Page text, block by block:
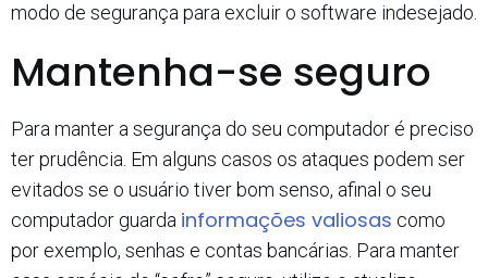
modo de segurança para excluir o software indesejado.
Mantenha-se seguro
Para manter a segurança do seu computador é preciso
ter prudência. Em alguns casos os ataques podem ser
evitados se o usuário tiver bom senso, afinal o seu
computador guarda informações valiosas como
por exemplo, senhas e contas bancárias. Para manter